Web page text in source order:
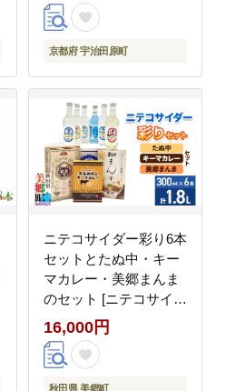
京都府 宇治田原町
ニテコサイダー彩り6本
セットとたぬ中・キー
マカレー・美郷まんま
のセット [ニテコサイダ
ー ご当地 サイダー 炭
酸飲料 炭酸水 カレー
キーマカレー レトルト
16,000円
秋田県 美郷町